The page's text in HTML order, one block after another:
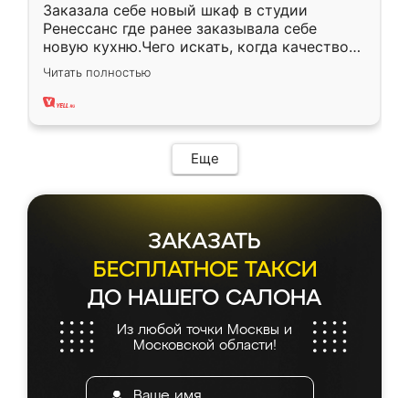
Заказала себе новый шкаф в студии
Ренессанс где ранее заказывала себе
новую кухню.Чего искать, когда качеством
вполне довольна. Служит кухня уже почти
два года, нареканий нет.
Читать полностью
Еще
ЗАКАЗАТЬ
БЕСПЛАТНОЕ ТАКСИ
ДО НАШЕГО САЛОНА
Из любой точки Москвы и
Московской области!